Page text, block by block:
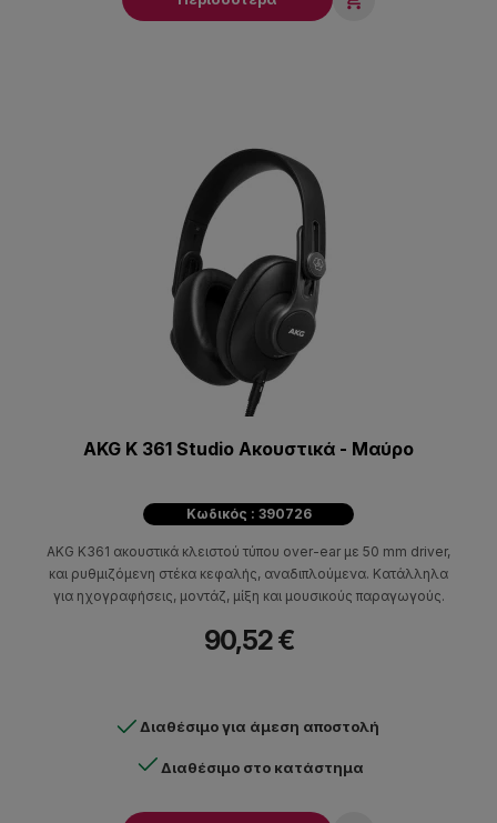
AKG K 361 Studio Ακουστικά - Μαύρo
Κωδικός : 390726
AKG K361 ακουστικά κλειστού τύπου over-ear με 50 mm driver,
και ρυθμιζόμενη στέκα κεφαλής, αναδιπλούμενα. Κατάλληλα
για ηχογραφήσεις, μοντάζ, μίξη και μουσικούς παραγωγούς.
90,52 €
Διαθέσιμο για άμεση αποστολή
Διαθέσιμο στο κατάστημα